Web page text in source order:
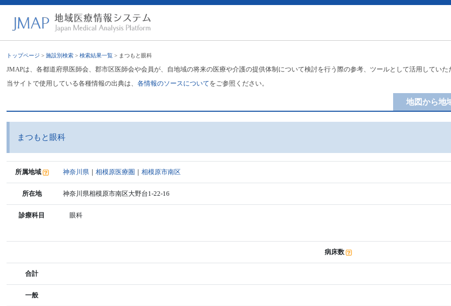
トップページ >施設別検索 >検索結果一覧 > まつもと眼科
JMAPは、各都道府県医師会、郡市区医師会や会員が、自地域の将来の医療や介護の提供体制について検討を行う際の参考、ツールとして活用してい
当サイトで使用している各種情報の出典は、各情報のソースについてをご参照ください。
地図から地
まつもと眼科
所属地域 神奈川県 ｜相模原医療圏 ｜相模原市南区
所在地 神奈川県相模原市南区大野台1-22-16
診療科目 眼科
病床数
合計
一般